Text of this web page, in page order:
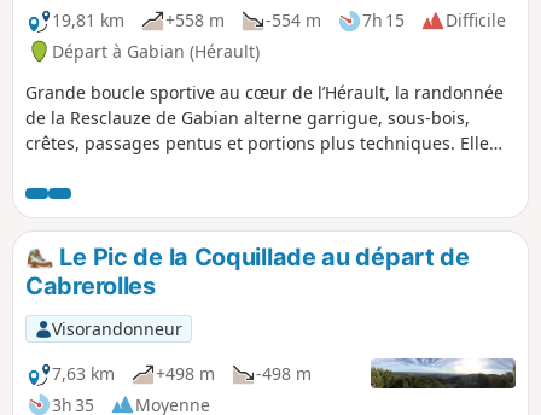
19,81 km
+558 m -554 m 7h 15
Difficile
Départ à Gabian (Hérault)
Grande boucle sportive au cœur de l’Hérault, la randonnée
de la Resclauze de Gabian alterne garrigue, sous-bois,
crêtes, passages pentus et portions plus techniques. Elle
les villages du secteur. Le parcours traverse aussi un
territoire au patrimoine remarquable : la Font de l’Oli,
ancienne source naturelle de pétrole, dont l’huile était
exploitée dès le XVIIe siècle pour un usage médicinal ; le
Château-Abbaye de Cassan, ancien prieuré fondé au XIe
siècle, avec son église romane du XIIe siècle et son château
du XVIIIe siècle ; ainsi que l’Église Saint-Julien-et-Sainte-
Basilisse de Gabian, d’origine médiévale et remaniée aux
XVIe et XIXe siècles. Longue et variée, cette randonnée
Le Pic de la Coquillade au départ de
Cabrerolles
Visorandonneur
7,63 km
+498 m
-498 m
3h 35
Moyenne